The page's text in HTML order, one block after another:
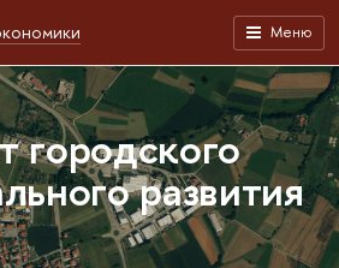
Меню
городского
развития